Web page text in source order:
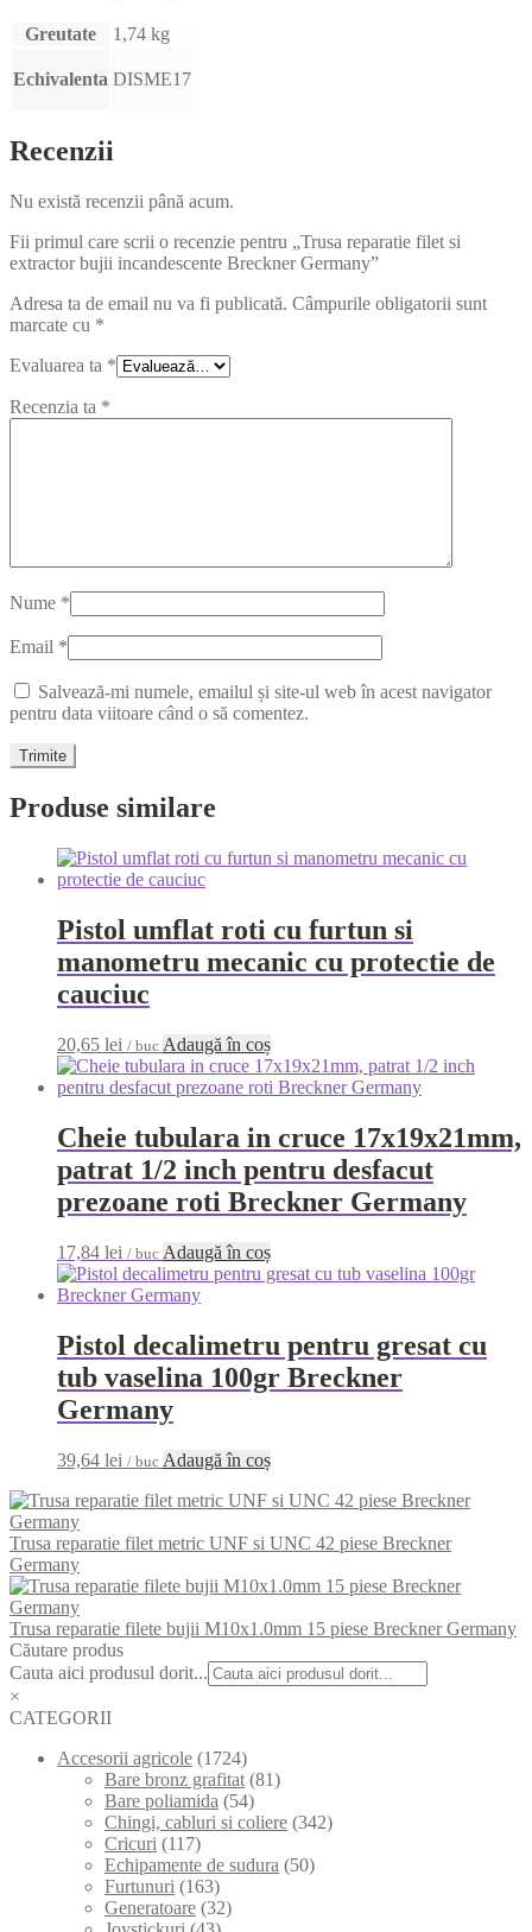
Greutate 1,74 kg
Echivalenta DISME17
Recenzii
Nu există recenzii până acum.
Fii primul care scrii o recenzie pentru „Trusa reparatie filet si
extractor bujii incandescente Breckner Germany”
Adresa ta de email nu va fi publicată. Câmpurile obligatorii sunt
marcate cu *
Evaluarea ta *
Recenzia ta *
Nume *
Email *
Salvează-mi numele, emailul și site-ul web în acest navigator
pentru data viitoare când o să comentez.
Produse similare
Pistol umflat roti cu furtun si
manometru mecanic cu protectie de
cauciuc
20,65 lei / buc Adaugă în coș
Cheie tubulara in cruce 17x19x21mm,
patrat 1/2 inch pentru desfacut
prezoane roti Breckner Germany
17,84 lei / buc Adaugă în coș
Pistol decalimetru pentru gresat cu
tub vaselina 100gr Breckner
Germany
39,64 lei / buc Adaugă în coș
Trusa reparatie filet metric UNF si UNC 42 piese Breckner
Germany
Trusa reparatie filete bujii M10x1.0mm 15 piese Breckner Germany
Căutare produs
Cauta aici produsul dorit...
×
CATEGORII
Accesorii agricole (1724)
Bare bronz grafitat (81)
Bare poliamida (54)
Chingi, cabluri si coliere (342)
Cricuri (117)
Echipamente de sudura (50)
Furtunuri (163)
Generatoare (32)